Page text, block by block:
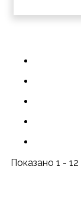
Показано 1 -